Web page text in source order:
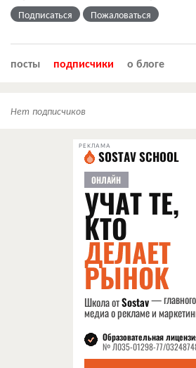
Подписаться Пожаловаться
посты подписчики о блоге
Нет подписчиков
РЕКЛАМА